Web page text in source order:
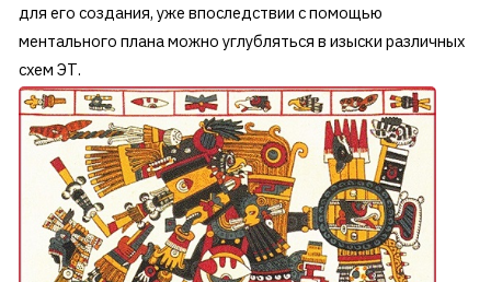
для его создания, уже впоследствии с помощью
ментального плана можно углубляться в изыски различных
схем ЭТ.